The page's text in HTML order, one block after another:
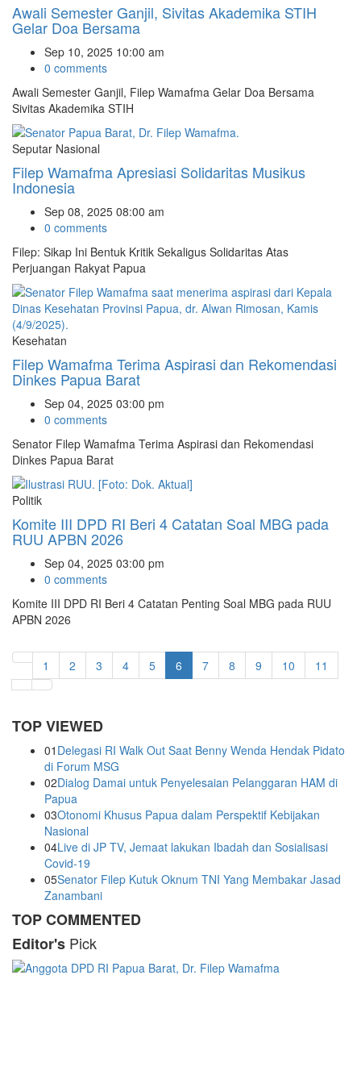
Awali Semester Ganjil, Sivitas Akademika STIH
Gelar Doa Bersama
Sep 10, 2025 10:00 am
0 comments
Awali Semester Ganjil, Filep Wamafma Gelar Doa Bersama
Sivitas Akademika STIH
Seputar Nasional
Filep Wamafma Apresiasi Solidaritas Musikus
Indonesia
Sep 08, 2025 08:00 am
0 comments
Filep: Sikap Ini Bentuk Kritik Sekaligus Solidaritas Atas
Perjuangan Rakyat Papua
Kesehatan
Filep Wamafma Terima Aspirasi dan Rekomendasi
Dinkes Papua Barat
Sep 04, 2025 03:00 pm
0 comments
Senator Filep Wamafma Terima Aspirasi dan Rekomendasi
Dinkes Papua Barat
Politik
Komite III DPD RI Beri 4 Catatan Soal MBG pada
RUU APBN 2026
Sep 04, 2025 03:00 pm
0 comments
Komite III DPD RI Beri 4 Catatan Penting Soal MBG pada RUU
APBN 2026
1 2 3 4 5 6 7 8 9 10 11
TOP VIEWED
01 Delegasi RI Walk Out Saat Benny Wenda Hendak Pidato
di Forum MSG
02Dialog Damai untuk Penyelesaian Pelanggaran HAM di
Papua
03Otonomi Khusus Papua dalam Perspektif Kebijakan
Nasional
04Live di JP TV, Jemaat lakukan Ibadah dan Sosialisasi
Covid-19
05Senator Filep Kutuk Oknum TNI Yang Membakar Jasad
Zanambani
TOP COMMENTED
Editor's Pick